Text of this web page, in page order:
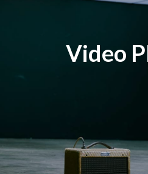
Video